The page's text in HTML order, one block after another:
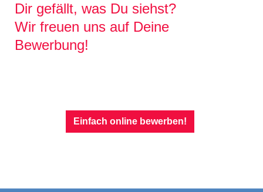
Dir gefällt, was Du siehst?
Wir freuen uns auf Deine
Bewerbung!
Einfach online bewerben!